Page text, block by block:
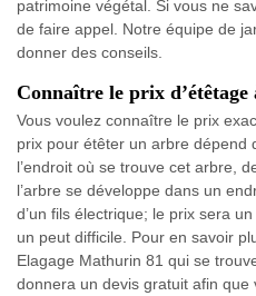
patrimoine végétal. Si vous ne
de faire appel. Notre équipe de
donner des conseils.
Connaître le prix d’étêtage
Vous voulez connaître le prix
prix pour étêter un arbre dépend
l’endroit où se trouve cet arbre,
l’arbre se développe dans un
d’un fils électrique; le prix sera
un peut difficile. Pour en savoir
Elagage Mathurin 81 qui se
donnera un devis gratuit afin